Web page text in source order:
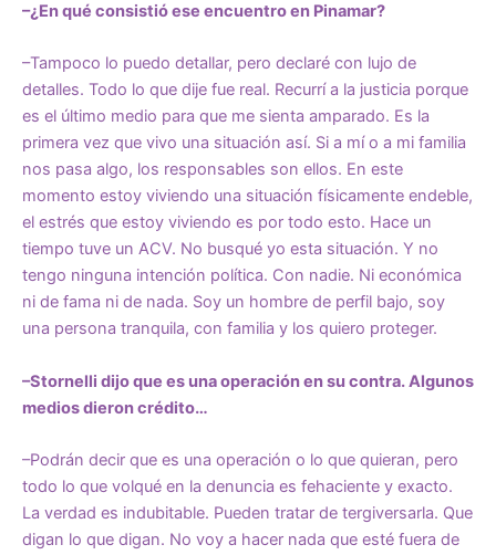
–¿En qué consistió ese encuentro en Pinamar?
–Tampoco lo puedo detallar, pero declaré con lujo de
detalles. Todo lo que dije fue real. Recurrí a la justicia porque
es el último medio para que me sienta amparado. Es la
primera vez que vivo una situación así. Si a mí o a mi familia
nos pasa algo, los responsables son ellos. En este
momento estoy viviendo una situación físicamente endeble,
el estrés que estoy viviendo es por todo esto. Hace un
tiempo tuve un ACV. No busqué yo esta situación. Y no
tengo ninguna intención política. Con nadie. Ni económica
ni de fama ni de nada. Soy un hombre de perfil bajo, soy
una persona tranquila, con familia y los quiero proteger.
–Stornelli dijo que es una operación en su contra. Algunos
medios dieron crédito…
–Podrán decir que es una operación o lo que quieran, pero
todo lo que volqué en la denuncia es fehaciente y exacto.
La verdad es indubitable. Pueden tratar de tergiversarla. Que
digan lo que digan. No voy a hacer nada que esté fuera de